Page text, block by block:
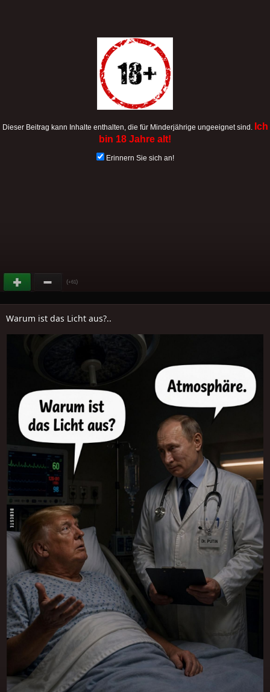
Dieser Beitrag kann Inhalte enthalten, die für Minderjährige ungeeignet sind. Ich
bin 18 Jahre alt!
Erinnern Sie sich an!
(+61)
Warum ist das Licht aus?..